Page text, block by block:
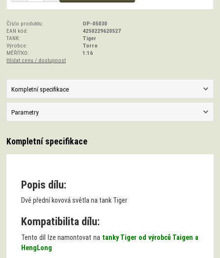
Číslo produktu:
OP-05030
EAN kód:
4250229620527
TANK:
Tiger
Výrobce:
Torro
MĚŘÍTKO:
1:16
Hlídat cenu / dostupnost
Kompletní specifikace
Parametry
Kompletní specifikace
Popis dílu:
Dvě přední kovová světla na tank Tiger
Kompatibilita dílu:
Tento díl lze namontovat na tanky Tiger od výrobců Taigen a
HengLong